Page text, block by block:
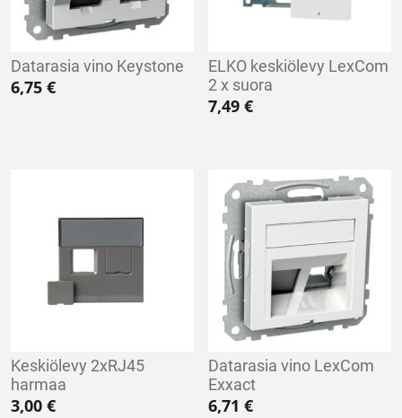
Datarasia vino Keystone
6,75 €
ELKO keskiölevy LexCom
2 x suora
7,49€
Keskiölevy 2xRJ45
harmaa
3,00 €
Datarasia vino LexCom
Exxact
6,71€